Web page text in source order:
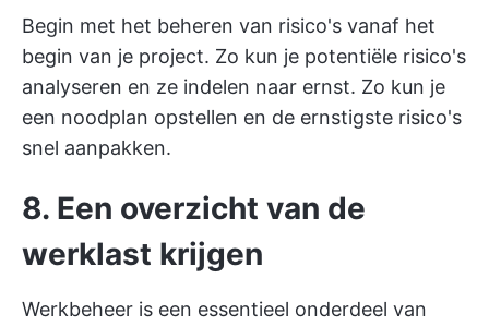
Begin met het beheren van risico's vanaf het
begin van je project. Zo kun je potentiële risico's
analyseren en ze indelen naar ernst. Zo kun je
een noodplan opstellen en de ernstigste risico's
snel aanpakken.
8. Een overzicht van de
werklast krijgen
Werkbeheer is een essentieel onderdeel van